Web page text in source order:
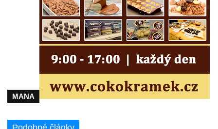
Kostel svatých Petra a Pavla v Semilech
Kostel Nanebevzetí Panny Marie (St. Mariä
Himmelfahrt) v Schirgiswalde
Kostel svaté Máří Magdaleny u hradu
Krasíkov
Kaple Olivetské hory pod věží kostela
svatého Michaela Archanděla v Bochově
Kostel Zvěstování Panny Marie v Duchcově
MANA